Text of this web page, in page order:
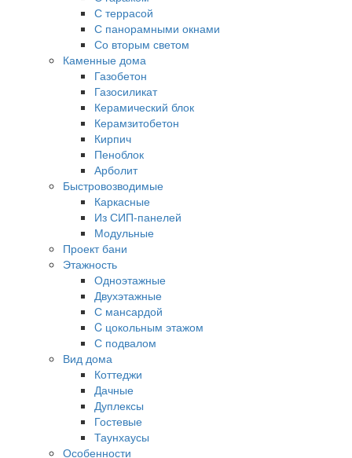
С террасой
С панорамными окнами
Со вторым светом
Каменные дома
Газобетон
Газосиликат
Керамический блок
Керамзитобетон
Кирпич
Пеноблок
Арболит
Быстровозводимые
Каркасные
Из СИП-панелей
Модульные
Проект бани
Этажность
Одноэтажные
Двухэтажные
С мансардой
C цокольным этажом
С подвалом
Вид дома
Коттеджи
Дачные
Дуплексы
Гостевые
Таунхаусы
Особенности